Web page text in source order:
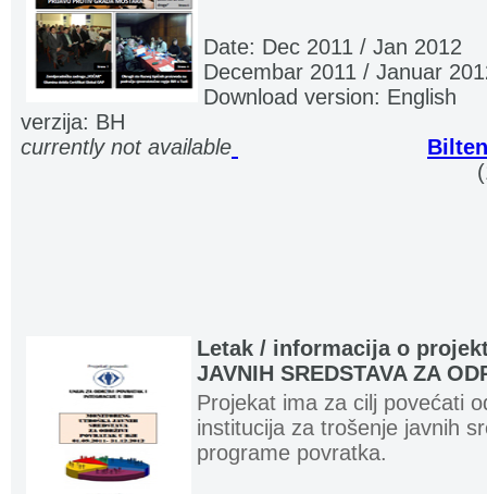
Date: Dec 2011 / Jan 2012
Decembar 2011 / Januar
Download version: English
verzija: BH
currently not available
Letak / informacija o
JAVNIH SREDSTAVA ZA
Projekat ima za cilj povećati
institucija za trošenje javnih
programe povratka.